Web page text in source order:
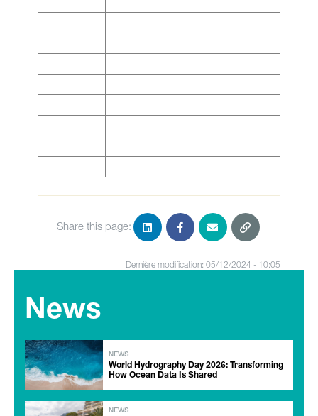
Share this page:
Dernière modification: 05/12/2024 - 10:05
News
NEWS
World Hydrography Day 2026: Transforming
How Ocean Data Is Shared
NEWS